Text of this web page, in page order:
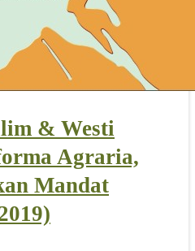
& Westi
Agraria,
Mandat